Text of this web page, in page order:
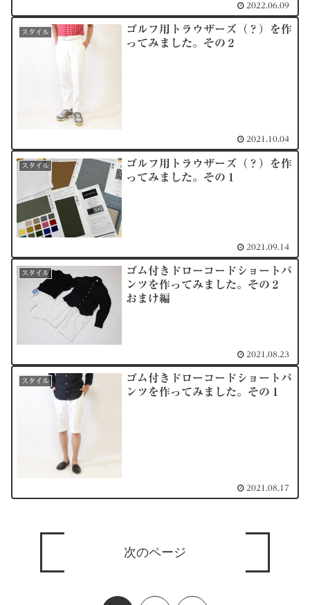
2022.06.09
スタイル
ゴルフ用トラウザーズ（？）を作
ってみました。その２
2021.10.04
スタイル
ゴルフ用トラウザーズ（？）を作
ってみました。その１
2021.09.14
スタイル
ゴム付きドローコードショートパ
ンツを作ってみました。その２
おまけ編
2021.08.23
スタイル
ゴム付きドローコードショートパ
ンツを作ってみました。その１
2021.08.17
次のページ